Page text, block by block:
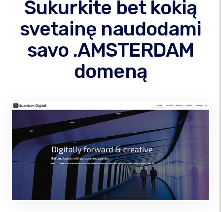
Sukurkite bet kokią
svetainę naudodami
savo .AMSTERDAM
domeną